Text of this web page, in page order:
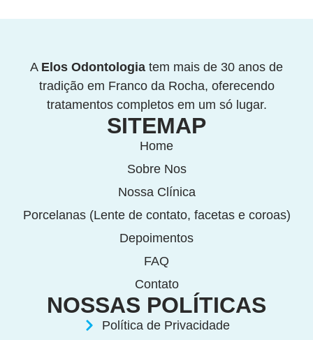
A Elos Odontologia tem mais de 30 anos de
tradição em Franco da Rocha, oferecendo
tratamentos completos em um só lugar.
SITEMAP
Home
Sobre Nos
Nossa Clínica
Porcelanas (Lente de contato, facetas e coroas)
Depoimentos
FAQ
Contato
NOSSAS POLÍTICAS
Política de Privacidade